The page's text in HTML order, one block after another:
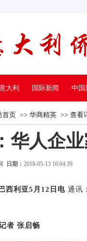
大利 国际新闻 中国
首页 >> 华商精英 >> 查看
华人企
日期： 2018-05-13 16:04:39
西利亚5月12日电 通讯
张启畅